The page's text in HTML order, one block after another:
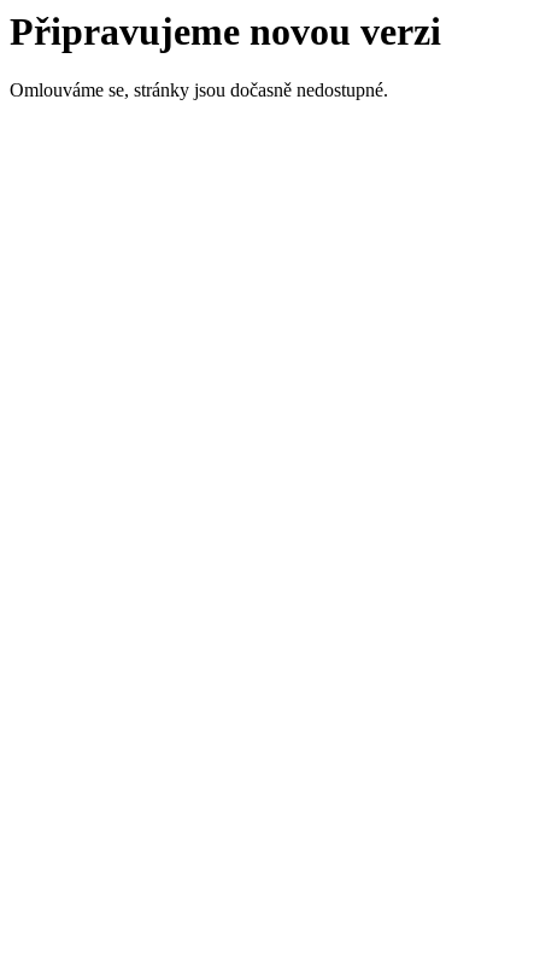
Připravujeme novou verzi
Omlouváme se, stránky jsou dočasně nedostupné.